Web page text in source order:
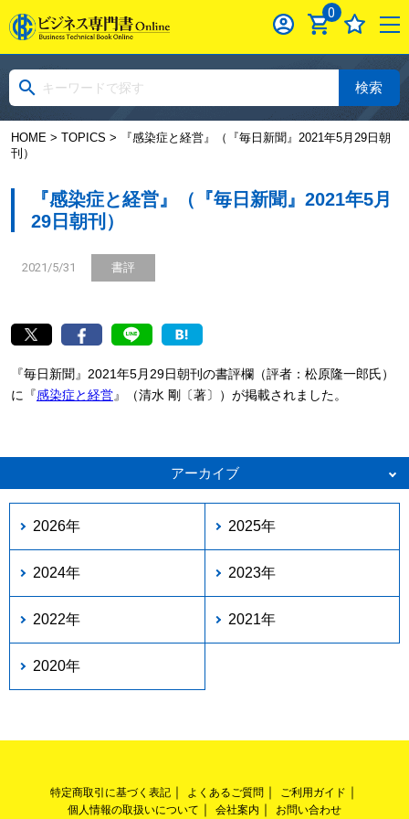
0
検索
HOME> TOPICS > 『感染症と経営』（『毎日新聞』2021年5月29日朝
刊）
『感染症と経営』（『毎日新聞』2021年5月
29日朝刊）
2021/5/31 書評
『毎日新聞』2021年5月29日朝刊の書評欄（評者：松原隆一郎氏）
に『感染症と経営』（清水 剛〔著〕）が掲載されました。
アーカイブ
2026年 2025年
2024年 2023年
2022年 2021年
2020年
特定商取引に基づく表記 よくあるご質問
ご利用ガイド
個人情報の取扱いについて
会社案内 お問い合わせ